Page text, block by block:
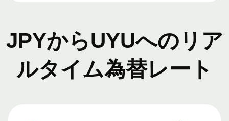
JPYからUYUへのリア
ルタイム為替レート